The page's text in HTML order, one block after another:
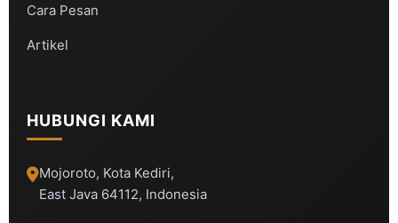
Cara Pesan
Artikel
HUBUNGI KAMI
Mojoroto, Kota Kediri,
East Java 64112, Indonesia